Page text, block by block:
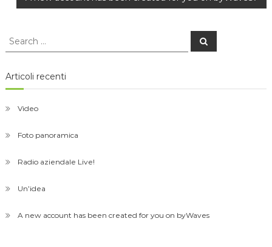
Search
Search
Articoli recenti
Video
Foto panoramica
Radio aziendale Live!
Un’idea
A new account has been created for you on byWaves